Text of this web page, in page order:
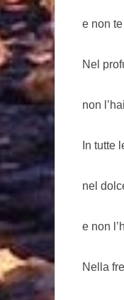
e non
Nel
non
In tutte
nel
e non
Nella